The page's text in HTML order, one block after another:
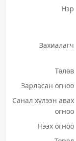
Нэр
Захиалагч
Төлөв
Зарласан огноо
Санал хүлээн авах
огноо
Нээх огноо